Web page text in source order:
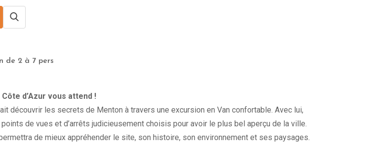
de 2 à 7 pers
d’Azur vous attend !
découvrir les secrets de Menton à travers une excursion en Van confortable. Avec lui,
de vues et d’arrêts judicieusement choisis pour avoir le plus bel aperçu de la ville.
de mieux appréhender le site, son histoire, son environnement et ses paysages.